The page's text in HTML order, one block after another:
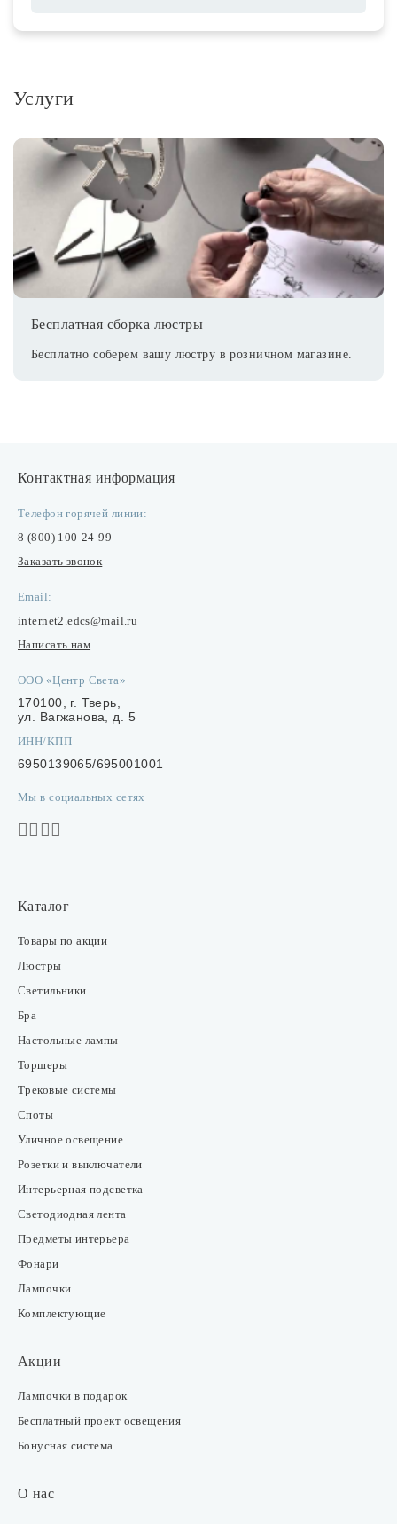
Услуги
Бесплатная сборка люстры
Бесплатно соберем вашу люстру в розничном магазине.
Контактная информация
Телефон горячей линии:
8 (800) 100-24-99
Заказать звонок
Email:
internet2.edcs@mail.ru
Написать нам
ООО «Центр Света»
170100, г. Тверь,
ул. Вагжанова, д. 5
ИНН/КПП
6950139065/695001001
Мы в социальных сетях
Каталог
Товары по акции
Люстры
Светильники
Бра
Настольные лампы
Торшеры
Трековые системы
Споты
Уличное освещение
Розетки и выключатели
Интерьерная подсветка
Светодиодная лента
Предметы интерьера
Фонари
Лампочки
Комплектующие
Акции
Лампочки в подарок
Бесплатный проект освещения
Бонусная система
О нас